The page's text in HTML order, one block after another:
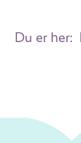
Du er her: